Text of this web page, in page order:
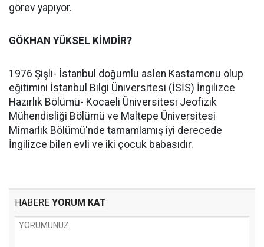
görev yapıyor.
GÖKHAN YÜKSEL KİMDİR?
1976 Şişli- İstanbul doğumlu aslen Kastamonu olup
eğitimini İstanbul Bilgi Üniversitesi (İSİS) İngilizce
Hazırlık Bölümü- Kocaeli Üniversitesi Jeofizik
Mühendisliği Bölümü ve Maltepe Üniversitesi
Mimarlık Bölümü'nde tamamlamış iyi derecede
İngilizce bilen evli ve iki çocuk babasıdır.
HABERE YORUM KAT